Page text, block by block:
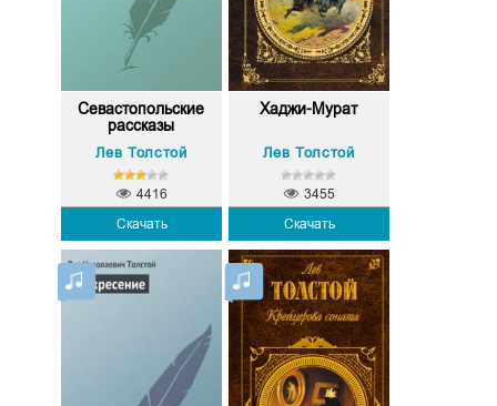
Севастопольские
рассказы
Лев Толстой
Скачать
4416
Хаджи-Мурат
Лев Толстой
Скачать
3455